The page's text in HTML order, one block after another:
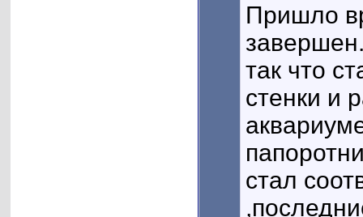
Пришло
так что
стенки и
стал